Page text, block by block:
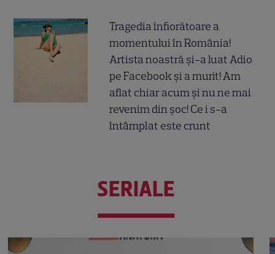
Tragedia înfiorătoare a
momentului în România!
Artista noastră și-a luat Adio
pe Facebook și a murit! Am
aflat chiar acum și nu ne mai
revenim din șoc! Ce i s-a
întâmplat este crunt
SERIALE